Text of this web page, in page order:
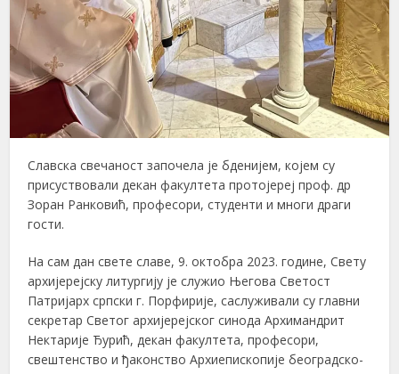
Славска свечаност започела је бденијем, којем су
присуствовали декан факултета протојереј проф. др
Зоран Ранковић, професори, студенти и многи драги
гости.
На сам дан свете славе, 9. октобра 2023. године, Свету
архијерејску литургију је служио Његова Светост
Патријарх српски г. Порфирије, саслуживали су главни
секретар Светог архијерејског синода Архимандрит
Нектарије Ђурић, декан факултета, професори,
свештенство и ђаконство Архиепископије београдско-